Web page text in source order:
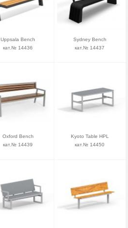
Uppsala Bench
кат.№ 14436
Sydney Bench
кат.№ 14437
Oxford Bench
кат.№ 14439
Kyoto Table HPL
кат.№ 14450